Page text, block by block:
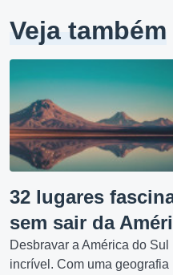
Veja também
32 lugares
sem sair da
Desbravar a América do
incrível. Com uma geografia